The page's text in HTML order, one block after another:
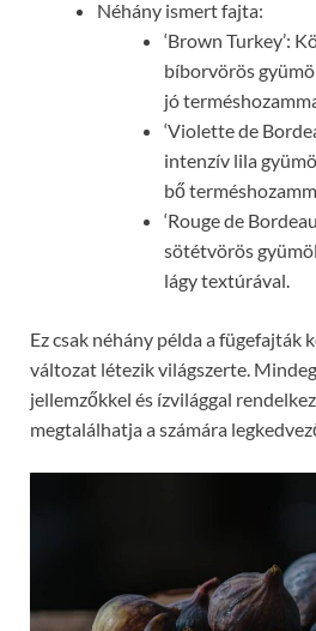
Néhány ismert fajta:
‘Brown Turkey’:
bíborvörös
jó
‘Violette de
intenzív lila
bő
‘Rouge de
sötétvörös
lágy textúrával.
Ez csak néhány példa a fügefajták
változat létezik világszerte.
jellemzőkkel és ízvilággal
megtalálhatja a számára